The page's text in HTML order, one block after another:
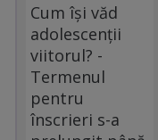
Cum își văd
adolescenții
viitorul? -
Termenul
pentru
înscrieri s-a